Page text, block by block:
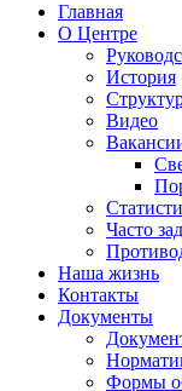
Главная
О Центре
История
Видео
Часто
Наша жизнь
Контакты
Документы
Формы